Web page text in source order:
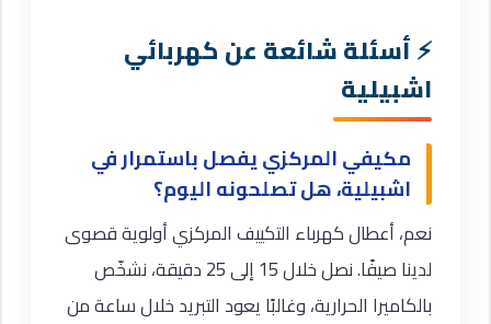
أسئلة شائعة عن كهربائي
اشبيلية
مكيفي المركزي يفصل باستمرار في
اشبيلية، هل تصلحونه اليوم؟
نعم، أعطال كهرباء التكييف المركزي أولوية قصوى
لدينا صيفًا. نصل خلال 15 إلى 25 دقيقة، نشخّص
بالكاميرا الحرارية، وغالبًا يعود التبريد خلال ساعة من